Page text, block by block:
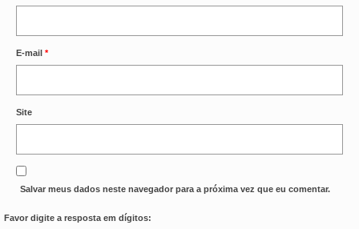
CONVÊNIOS
SINDICALIZE-SE
E-mail *
Site
Salvar meus dados neste navegador para a próxima vez que eu comentar.
Favor digite a resposta em dígitos: